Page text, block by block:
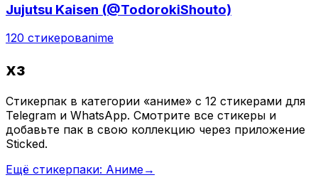
Jujutsu Kaisen (@TodorokiShouto)
120 стикеровanime
хз
Стикерпак в категории «аниме» с 12 стикерами для
Telegram и WhatsApp. Смотрите все стикеры и
добавьте пак в свою коллекцию через приложение
Sticked.
Ещё стикерпаки: Аниме→